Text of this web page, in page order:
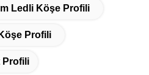
Ledli Köşe Profili
Profili
Profili